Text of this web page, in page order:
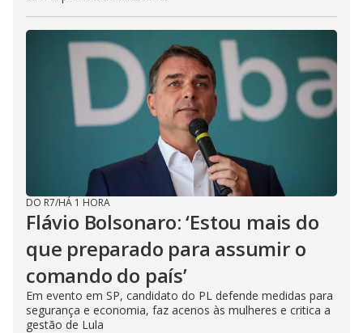
DO R7/HÁ 1 HORA
Flávio Bolsonaro: ‘Estou mais do
que preparado para assumir o
comando do país’
Em evento em SP, candidato do PL defende medidas para
segurança e economia, faz acenos às mulheres e critica a
gestão de Lula